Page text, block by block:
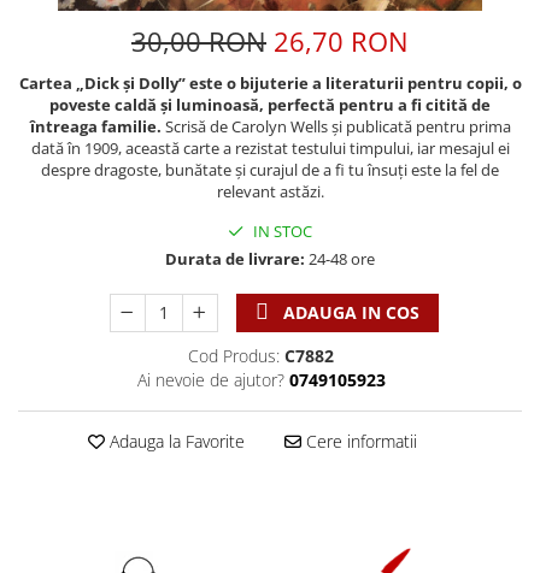
Familie
Barbati
Cresterea copiilor
Viata de familie
Consiliere
Instrumente teologice
Pix plastic
Jurnale
Jurnal de Rugaciune
Limba Engleza
Limba Română
Obiecte decorative
Oglinda
Pix+Semn de carte
Accesorii birou
Tablouri
Alte suveniruri
Carti postale
Jurnal
Magneti
Suport pahar
Alte suveniruri
Carti postale
30,00 RON 26,70 RON
Cartea „Dick și Dolly” este o bijuterie a literaturii pentru copii, o
poveste caldă și luminoasă, perfectă pentru a fi citită de
întreaga familie. Scrisă de Carolyn Wells și publicată pentru prima
dată în 1909, această carte a rezistat testului timpului, iar mesajul ei
despre dragoste, bunătate și curajul de a fi tu însuți este la fel de
relevant astăzi.
IN STOC
Durata de livrare: 24-48 ore
ADAUGA IN COS
Cod Produs: C7882
Ai nevoie de ajutor? 0749105923
Adauga la Favorite Cere informatii